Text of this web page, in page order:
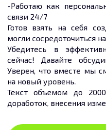
-Работаю как
связи 24/7
Готов взять на себя
могли сосредоточиться
Убедитесь в
сейчас! Давайте
Уверен, что вместе мы
на новый уровень.
Текст объемом до
доработок, внесения